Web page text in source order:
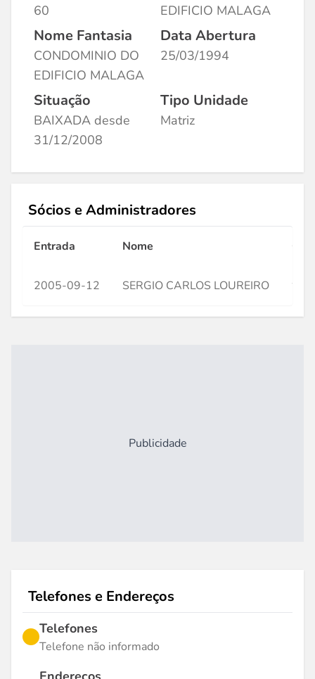
60
EDIFICIO MALAGA
Nome Fantasia
CONDOMINIO DO
EDIFICIO MALAGA
Data Abertura
25/03/1994
Situação
BAIXADA desde
31/12/2008
Tipo Unidade
Matriz
Sócios e Administradores
Entrada Nome
2005-09-12 SERGIO CARLOS LOUREIRO
Publicidade
Telefones e Endereços
Telefones
Telefone não informado